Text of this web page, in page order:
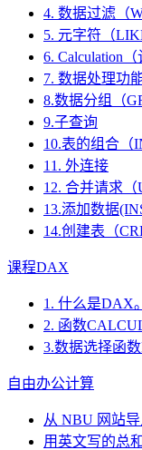
4. 数据过滤（
5. 元字符（
6. Calculation
7. 数据处理功
8.数据分组（
9.子查询
10.表的组合（
11. 外连接
12. 合并请求（
13.添加数据
14.创建表（
课程DAX
1. 什么是DAX
2. 函数
3.数据选择函
自由办公计算
从 NBU 网站
用英文写的总和